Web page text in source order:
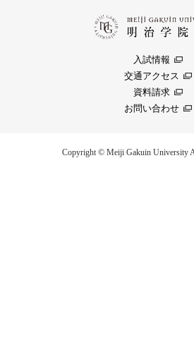
入試情報
交通アクセス
資料請求
お問い合わせ
Copyright © Meiji Gakuin University